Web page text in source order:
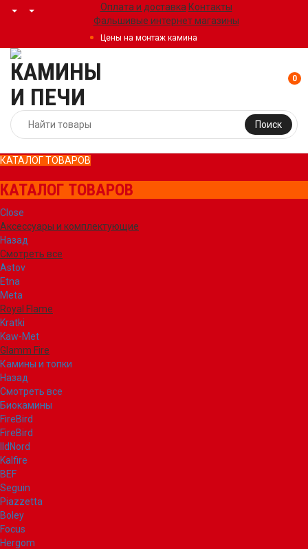
Оплата и доставка Контакты
Фальшивые интернет магазины
Цены на монтаж камина
Поиск
0
КАТАЛОГ ТОВАРОВ
КАТАЛОГ ТОВАРОВ
Close
Аксессуары и комплектующие
Назад
Смотреть все
Astov
Etna
Meta
Royal Flame
Kratki
Kaw-Met
Glamm Fire
Камины и топки
Назад
Смотреть все
Биокамины
FireBird
FireBird
IldNord
Kalfire
BEF
Seguin
Piazzetta
Boley
Focus
Hergom